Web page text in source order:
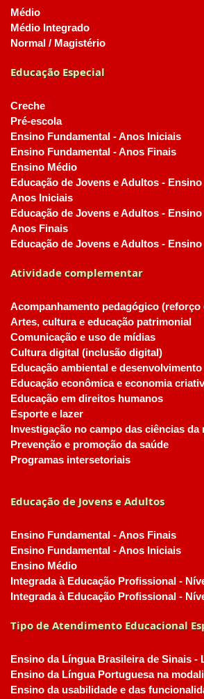
Médio
Médio Integrado
Normal / Magistério
Educação Especial
Creche
Pré-escola
Ensino Fundamental - Anos Iniciais
Ensino Fundamental - Anos Finais
Ensino Médio
Educação de Jovens e Adultos -
Anos Iniciais
Educação de Jovens e Adultos -
Anos Finais
Educação de Jovens e Adultos -
Atividade complementar
Acompanhamento pedagógico (reforço
Artes, cultura e educação patrimonial
Comunicação e uso de mídias
Cultura digital (inclusão digital)
Educação ambiental e desenvolvimento
Educação econômica e economia
Educação em direitos humanos
Esporte e lazer
Investigação no campo das ciências da
Prevenção e promoção da saúde
Programas intersetoriais
Educação de Jovens e Adultos
Ensino Fundamental - Anos Finais
Ensino Fundamental - Anos Iniciais
Ensino Médio
Integrada à Educação Profissional -
Integrada à Educação Profissional -
Tipo de Atendimento Educacional
Ensino da Língua Brasileira de Sinais -
Ensino da Língua Portuguesa na
Ensino da usabilidade e das